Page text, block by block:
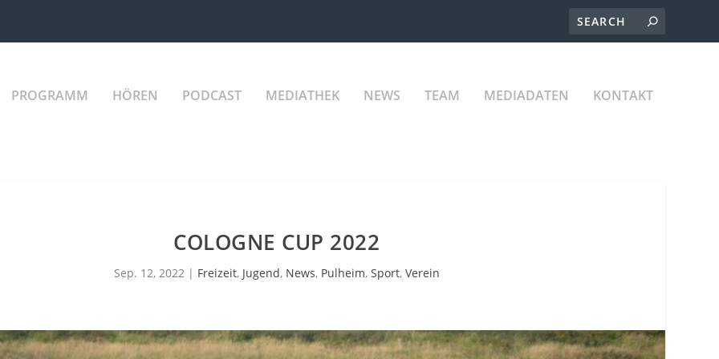
PROGRAMM HÖREN PODCAST MEDIATHEK NEWS TEAM MEDIADATEN KONTAKT
COLOGNE CUP 2022
Sep. 12, 2022| Freizeit, Jugend, News, Pulheim, Sport, Verein